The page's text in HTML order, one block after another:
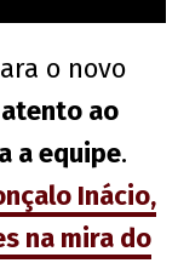
o novo
ao
a equipe.
Inácio,
na mira do